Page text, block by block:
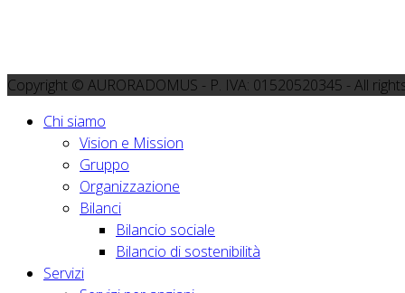
Copyright © AURORADOMUS - P. IVA: 01520520345 - All
Chi siamo
Vision e Mission
Gruppo
Organizzazione
Bilanci
Bilancio sociale
Bilancio di sostenibilità
Servizi